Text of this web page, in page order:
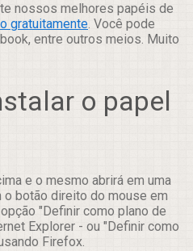
nossos melhores papéis de
gratuitamente. Você pode
entre outros meios. Muito
o papel
e o mesmo abrirá em uma
o botão direito do mouse em
"Definir como plano de
Explorer - ou "Definir como
Firefox.